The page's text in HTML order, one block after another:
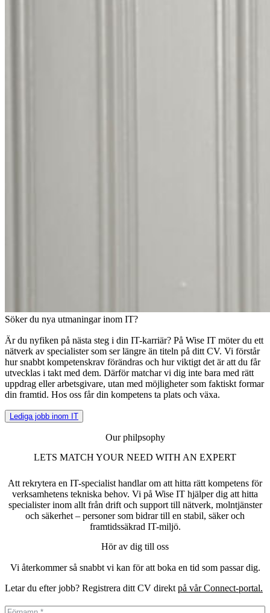
Söker du nya utmaningar inom IT?
Är du nyfiken på nästa steg i din IT-karriär? På Wise IT möter du ett
nätverk av specialister som ser längre än titeln på ditt CV. Vi förstår
hur snabbt kompetenskrav förändras och hur viktigt det är att du får
utvecklas i takt med dem. Därför matchar vi dig inte bara med rätt
uppdrag eller arbetsgivare, utan med möjligheter som faktiskt formar
din framtid. Hos oss får din kompetens ta plats och växa.
Lediga jobb inom IT
Our philpsophy
LETS MATCH YOUR NEED WITH AN EXPERT
Att rekrytera en IT-specialist handlar om att hitta rätt kompetens för
verksamhetens tekniska behov. Vi på Wise IT hjälper dig att hitta
specialister inom allt från drift och support till nätverk, molntjänster
och säkerhet – personer som bidrar till en stabil, säker och
framtidssäkrad IT-miljö.
Hör av dig till oss
Vi återkommer så snabbt vi kan för att boka en tid som passar dig.
Letar du efter jobb? Registrera ditt CV direkt på vår Connect-portal.